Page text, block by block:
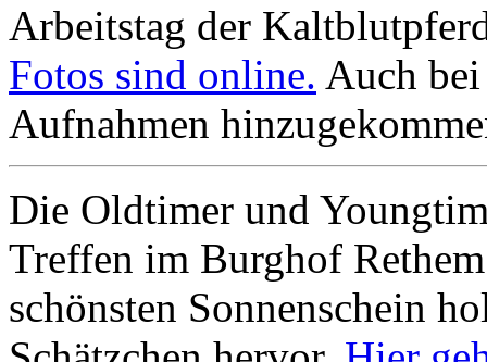
Arbeitstag der
Fotos sind online. Auch
Aufnahmen
Die Oldtimer und
Treffen im Burghof
schönsten Sonnenschein